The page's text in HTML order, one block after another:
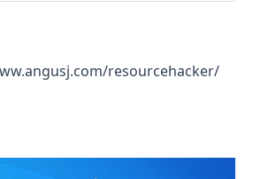
resourcehacker/